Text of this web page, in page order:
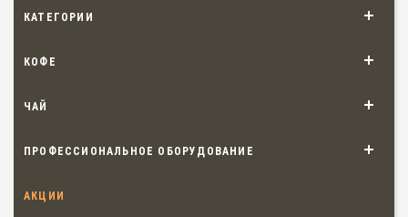
КАТЕГОРИИ
КОФЕ
ЧАЙ
ПРОФЕССИОНАЛЬНОЕ ОБОРУДОВАНИЕ
АКЦИИ